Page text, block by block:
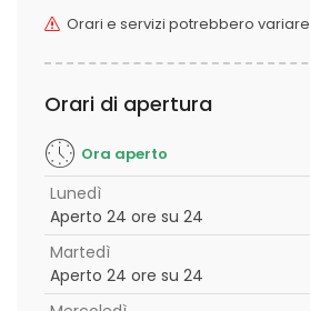
Orari e servizi potrebbero variare
Orari di apertura
Ora aperto
Lunedì
Aperto 24 ore su 24
Martedì
Aperto 24 ore su 24